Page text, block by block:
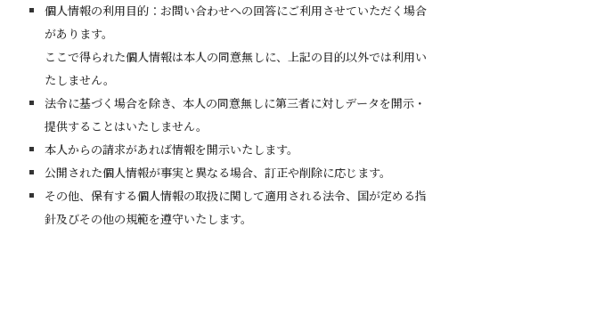
個人情報の利用目的：お問い合わせへの回答にご利用させていただく場合
があります。
ここで得られた個人情報は本人の同意無しに、上記の目的以外では利用い
たしません。
法令に基づく場合を除き、本人の同意無しに第三者に対しデータを開示・
提供することはいたしません。
本人からの請求があれば情報を開示いたします。
公開された個人情報が事実と異なる場合、訂正や削除に応じます。
その他、保有する個人情報の取扱に関して適用される法令、国が定める指
針及びその他の規範を遵守いたします。